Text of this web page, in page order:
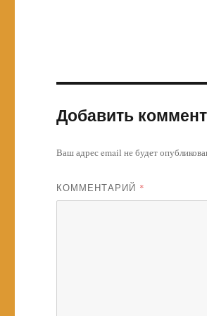
Добавить
Ваш адрес email не будет
КОММЕНТАРИЙ *